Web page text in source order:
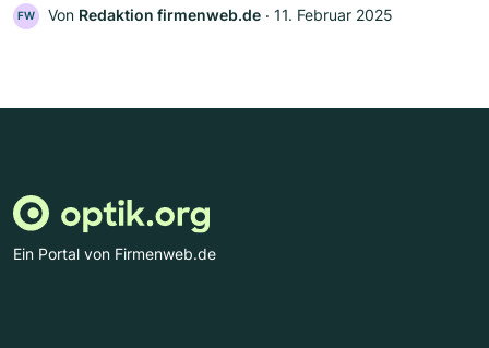
FW Von Redaktion firmenweb.de ‧ 11. Februar 2025
Ein Portal von Firmenweb.de